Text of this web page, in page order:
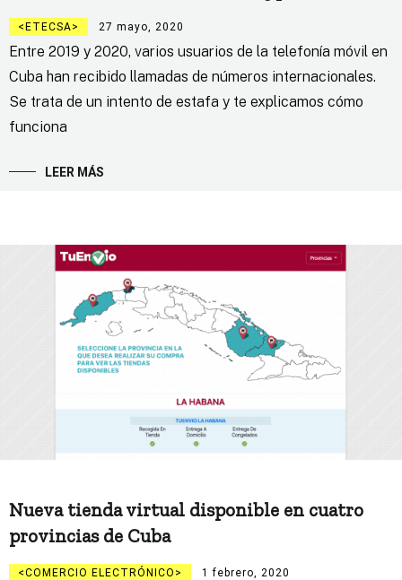
ETECSA 27 mayo, 2020
Entre 2019 y 2020, varios usuarios de la telefonía móvil en
Cuba han recibido llamadas de números internacionales.
Se trata de un intento de estafa y te explicamos cómo
funciona
LEER MÁS
Nueva tienda virtual disponible en cuatro
provincias de Cuba
COMERCIO ELECTRÓNICO 1 febrero, 2020